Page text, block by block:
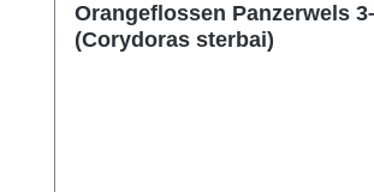
Orangeflossen Panzerwels
(Corydoras sterbai)